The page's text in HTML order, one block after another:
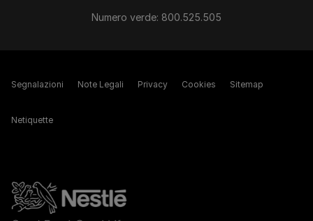
Numero verde: 800.525.505
Segnalazioni Note Legali Privacy Cookies Sitemap
Netiquette